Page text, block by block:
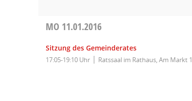
MO 11.01.2016
Sitzung des Gemeinderates
17:05-19:10 Uhr Ratssaal im Rathaus, Am Markt 1